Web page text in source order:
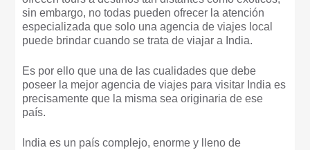
sin embargo, no todas pueden ofrecer la atención
especializada que solo una agencia de viajes local
puede brindar cuando se trata de viajar a India.
Es por ello que una de las cualidades que debe
poseer la mejor agencia de viajes para visitar India es
precisamente que la misma sea originaria de ese
país.
India es un país complejo, enorme y lleno de